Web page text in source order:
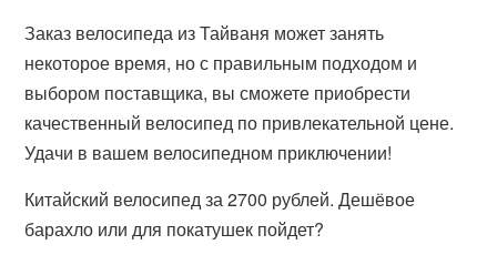
Заказ велосипеда из Тайваня может занять
некоторое время, но с правильным подходом и
выбором поставщика, вы сможете приобрести
качественный велосипед по привлекательной цене.
Удачи в вашем велосипедном приключении!
Китайский велосипед за 2700 рублей. Дешёвое
барахло или для покатушек пойдет?